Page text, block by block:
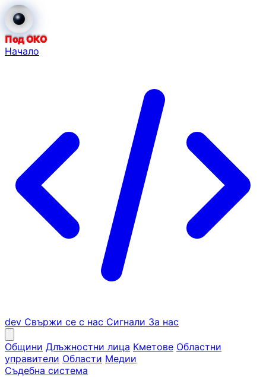
Под ОКО
Начало
dev Свържи се с нас Сигнали За нас
Общини Длъжностни лица Кметове Областни
управители Области Медии
Съдебна система